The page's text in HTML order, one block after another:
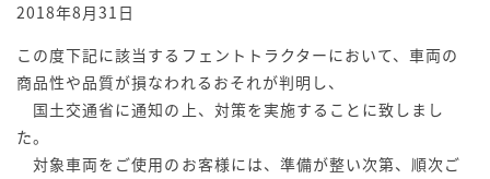
2018年8月31日
この度下記に該当するフェントトラクターにおいて、車両の
商品性や品質が損なわれるおそれが判明し、
国土交通省に通知の上、対策を実施することに致しまし
た。
対象車両をご使用のお客様には、準備が整い次第、順次ご